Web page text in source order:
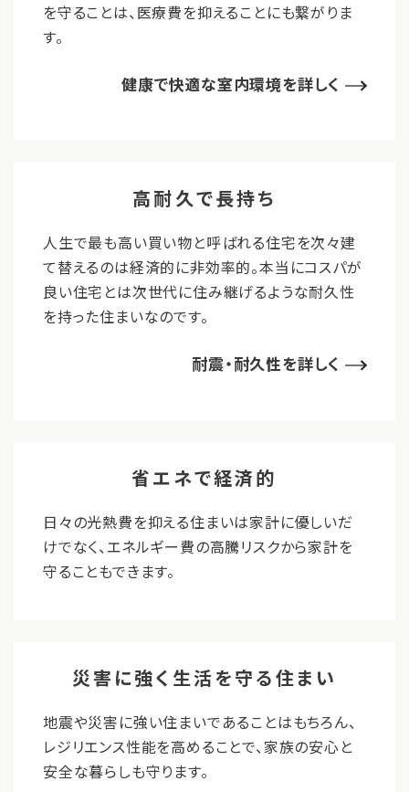
を守ることは、医療費を抑えることにも繋がりま
す。
健康で快適な室内環境を詳しく
高耐久で長持ち
人生で最も高い買い物と呼ばれる住宅を次々建
て替えるのは経済的に非効率的。本当にコスパが
良い住宅とは次世代に住み継げるような耐久性
を持った住まいなのです。
耐震・耐久性を詳しく
省エネで経済的
日々の光熱費を抑える住まいは家計に優しいだ
けでなく、エネルギー費の高騰リスクから家計を
守ることもできます。
災害に強く生活を守る住まい
地震や災害に強い住まいであることはもちろん、
レジリエンス性能を高めることで、家族の安心と
安全な暮らしも守ります。